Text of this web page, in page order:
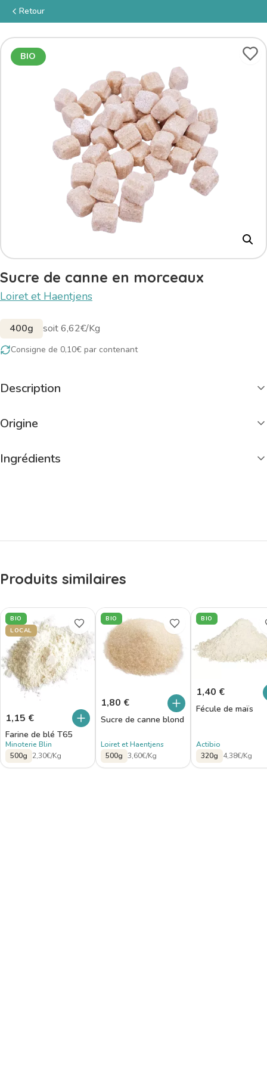
Retour
BIO
Sucre de canne en morceaux
Loiret et Haentjens
400g soit 6,62€/Kg
Consigne de 0,10€ par contenant
Description
Origine
Ingrédients
Produits similaires
BIO
LOCAL
1,15 €
Farine de blé T65
Minoterie Blin
500g
2,30€/Kg
BIO
1,80 €
Sucre de canne blond
Loiret et Haentjens
500g 3,60€/Kg
BIO
1,40 €
Fécule de maïs
Actibio
320g
4,38€/Kg